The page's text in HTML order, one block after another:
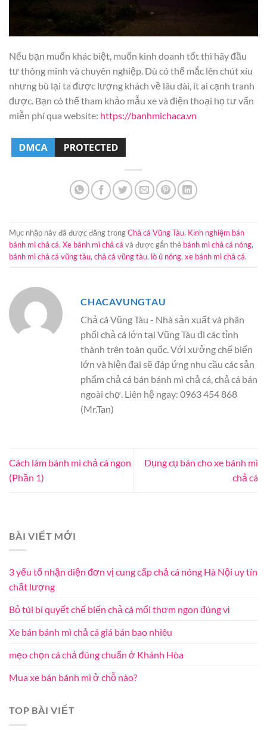
Nếu bạn muốn khác biệt, muốn kinh doanh tốt thì hãy đầu
tư thông minh và chuyên nghiệp. Dù có thể mắc lên chút xíu
nhưng bù lại ta được lượng khách về lâu dài, ít ai cạnh tranh
được. Bạn có thể tham khảo mẫu xe và điện thoại họ tư vấn
miễn phí qua website: https://banhmichaca.vn
Mục nhập này đã được đăng trongChả cá Vũng Tàu, Kinh nghiệm bán
bánh mì chả cá, Xe bánh mì chả cá và được gắn thẻ bánh mì chả cá nóng,
bánh mì chả cá vũng tàu, chả cá vũng tàu, lò ủ nóng, xe bánh mì chả cá.
CHACAVUNGTAU
Chả cá Vũng Tàu - Nhà sản xuất và phân
phối chả cá lớn tại Vũng Tàu đi các tỉnh
thành trên toàn quốc. Với xưởng chế biến
lớn và hiện đại sẽ đáp ứng nhu cầu các sản
phẩm chả cá bán bánh mì chả cá, chả cá bán
ngoài chợ. Liên hệ ngay: 0963 454 868
(Mr.Tan)
Cách làm bánh mì chả cá ngon
(Phần 1)
Dụng cụ bán cho xe bánh mì
chả cá
BÀI VIẾT MỚI
3 yếu tố nhận diện đơn vị cung cấp chả cá nóng Hà Nội uy tín
chất lượng
Bỏ túi bí quyết chế biến chả cá mối thơm ngon đúng vị
Xe bán bánh mì chả cá giá bán bao nhiêu
mẹo chọn cá chả đúng chuẩn ở Khánh Hòa
Mua xe bán bánh mì ở chỗ nào?
TOP BÀI VIẾT